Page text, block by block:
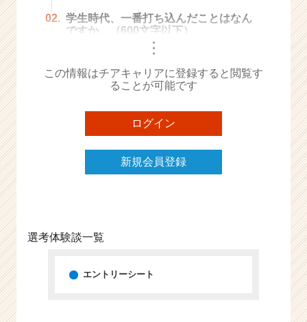
02. 学生時代、一番打ち込んだことはなん
ですか。（600文字以下）
・・・
この情報はチアキャリアに登録すると閲覧す
ることが可能です
ログイン
新規会員登録
選考体験談一覧
エントリーシート